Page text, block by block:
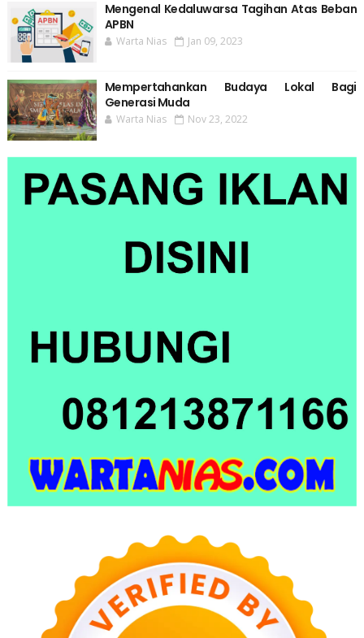
Mengenal Kedaluwarsa Tagihan Atas Beban
APBN
Warta Nias Jan 09, 2023
Mempertahankan Budaya Lokal Bagi
Generasi Muda
Warta Nias Nov 23, 2022